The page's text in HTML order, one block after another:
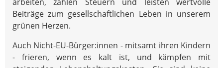
Beiträge zum gesellschaftlichen Leben in unserem
grünen Herzen.
Auch Nicht-EU-Bürger:innen - mitsamt ihren Kindern
- frieren, wenn es kalt ist, und kämpfen mit